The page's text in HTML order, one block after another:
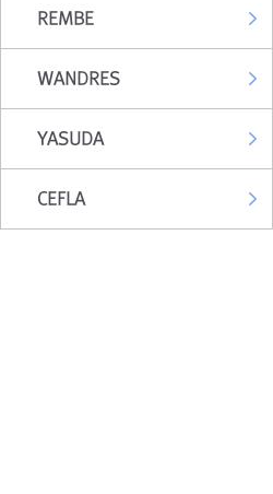
REMBE
WANDRES
YASUDA
CEFLA